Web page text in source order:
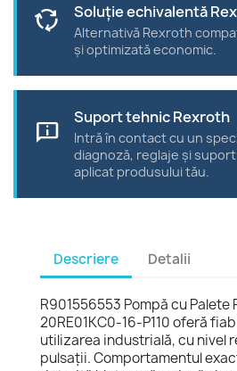
cycle Soluție echivalentă
Alternativă Rexroth
și optimizată economic.
chat_info
Suport tehnic Rexroth
Intră în contact cu un
diagnoză, reglaje și
aplicat produsului tău.
Descriere Detalii
R901556553 Pompă cu Palete
20RE01KC0-16-P110 oferă
utilizarea industrială, cu nivel
pulsații. Comportamentul